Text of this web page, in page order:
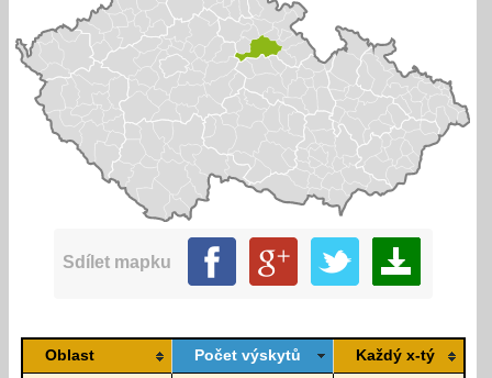
Sdílet mapku
Oblast Počet výskytů Každý x-tý